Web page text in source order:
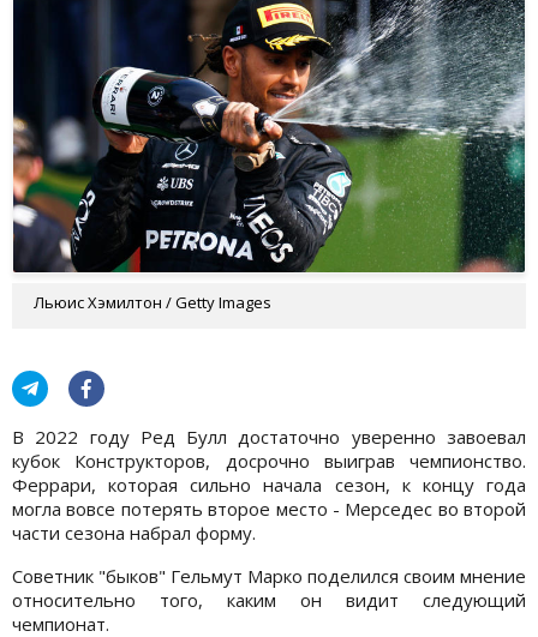
Льюис Хэмилтон / Getty Images
В 2022 году Ред Булл достаточно уверенно завоевал
кубок Конструкторов, досрочно выиграв чемпионство.
Феррари, которая сильно начала сезон, к концу года
могла вовсе потерять второе место - Мерседес во второй
части сезона набрал форму.
Советник "быков" Гельмут Марко поделился своим мнение
относительно того, каким он видит следующий
чемпионат.